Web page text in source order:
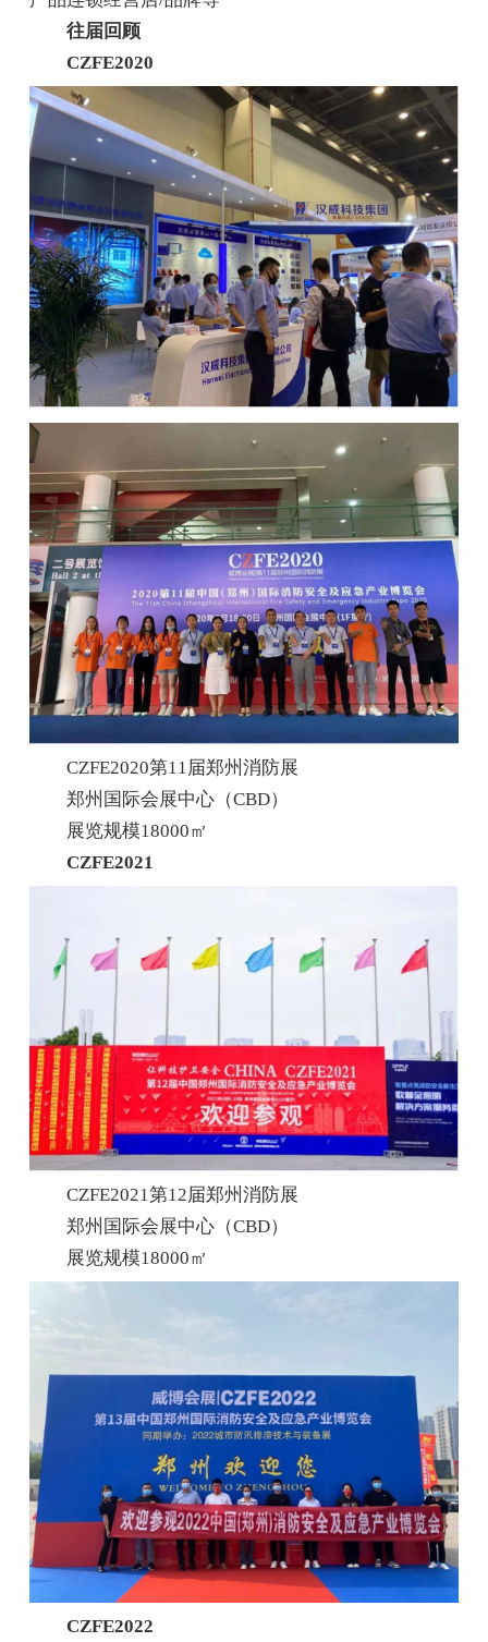
往届回顾
CZFE2020
CZFE2020第11届郑州消防展
郑州国际会展中心（CBD）
展览规模18000㎡
CZFE2021
CZFE2021第12届郑州消防展
郑州国际会展中心（CBD）
展览规模18000㎡
CZFE2022